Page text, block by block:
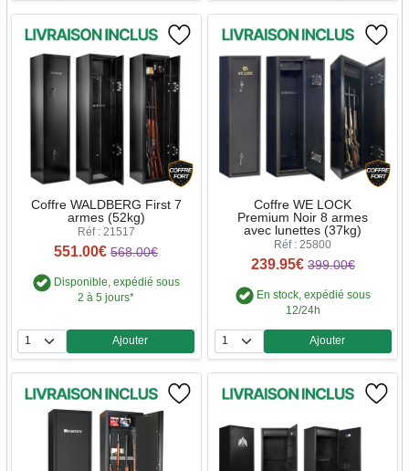
Coffre WALDBERG First 7
armes (52kg)
Réf : 21517
551.00€ 568.00€
Disponible, expédié sous
2 à 5 jours*
Quantité
Ajouter
Coffre WE LOCK
Premium Noir 8 armes
avec lunettes (37kg)
Réf : 25800
239.95€ 399.00€
En stock, expédié sous
12/24h
Quantité
Ajouter